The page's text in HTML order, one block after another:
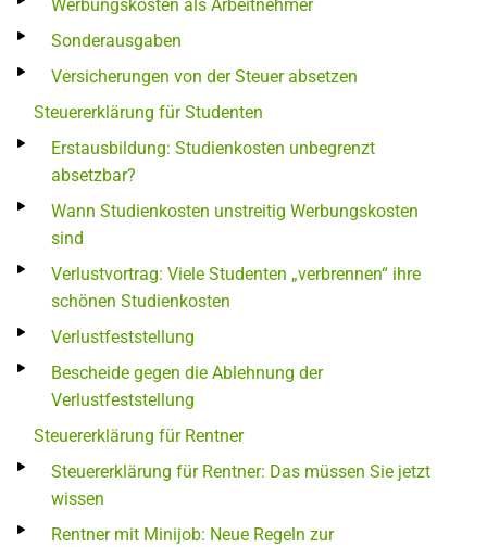
Werbungskosten als Arbeitnehmer
Sonderausgaben
Versicherungen von der Steuer absetzen
Steuererklärung für Studenten
Erstausbildung: Studienkosten unbegrenzt
absetzbar?
Wann Studienkosten unstreitig Werbungskosten
sind
Verlustvortrag: Viele Studenten „verbrennen“ ihre
schönen Studienkosten
Verlustfeststellung
Bescheide gegen die Ablehnung der
Verlustfeststellung
Steuererklärung für Rentner
Steuererklärung für Rentner: Das müssen Sie jetzt
wissen
Rentner mit Minijob: Neue Regeln zur